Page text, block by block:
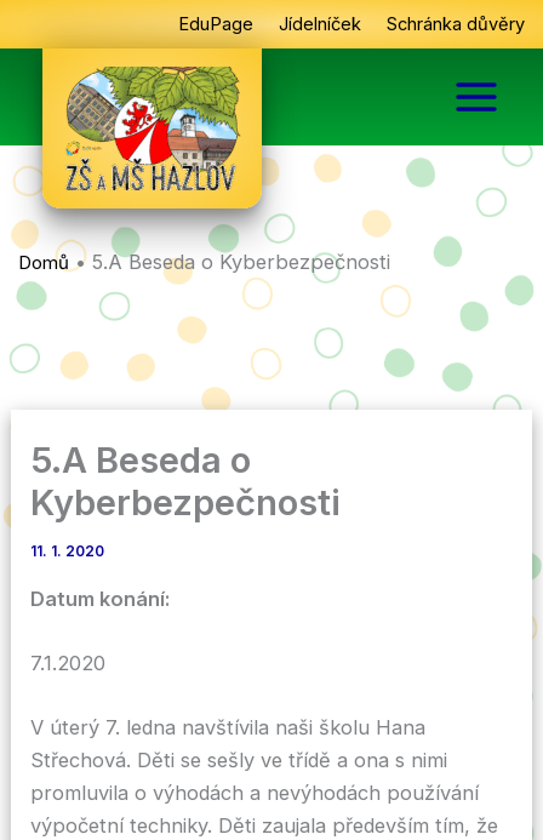
na
EduPage Jídelníček Schránka důvěry
Domů • 5.A Beseda o Kyberbezpečnosti
5.A Beseda o
Kyberbezpečnosti
11. 1. 2020
Datum konání:
7.1.2020
V úterý 7. ledna navštívila naši školu Hana
Střechová. Děti se sešly ve třídě a ona s nimi
promluvila o výhodách a nevýhodách používání
výpočetní techniky. Děti zaujala především tím, že